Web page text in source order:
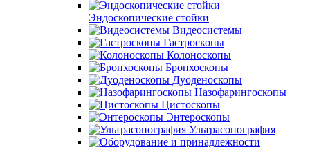
Эндоскопические стойки
Видеосистемы
Гастроскопы
Колоноскопы
Бронхоскопы
Дуоденоскопы
Назофарингоскопы
Цистоскопы
Энтероскопы
Ультрасонография